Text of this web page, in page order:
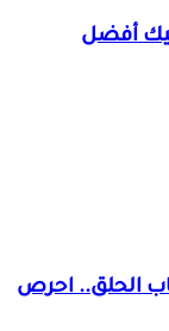
أفضل
الحلق.. احرص